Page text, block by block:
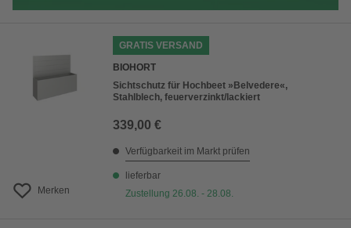
Merken
GRATIS VERSAND
BIOHORT
Sichtschutz für Hochbeet »Belvedere«,
Stahlblech, feuerverzinkt/lackiert
339,00 €
Verfügbarkeit im Markt prüfen
lieferbar
Zustellung 26.08. - 28.08.